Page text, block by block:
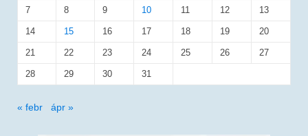
7 8 9 10 11 12 13
14 15 16 17 18 19 20
21 22 23 24 25 26 27
28 29 30 31
« febr ápr »